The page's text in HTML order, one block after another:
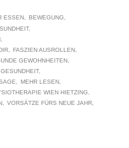
ESSEN
BEWEGUNG
FASZIEN AUSROLLEN
GEWOHNHEITEN
GESUNDHEIT
MEHR LESEN
WIEN HIETZING
VORSÄTZE FÜRS NEUE JAHR